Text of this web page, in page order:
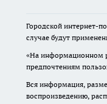
Городской интернет-
случае будут
«На информационном
предпочтениям
Вся информация,
воспроизведению,